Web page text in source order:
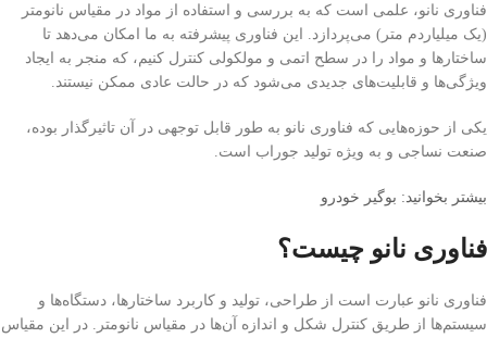
فناوری نانو، علمی است که به بررسی و استفاده از مواد در مقیاس نانومتر
(یک میلیاردم متر) می‌پردازد. این فناوری پیشرفته به ما امکان می‌دهد تا
ساختارها و مواد را در سطح اتمی و مولکولی کنترل کنیم، که منجر به ایجاد
ویژگی‌ها و قابلیت‌های جدیدی می‌شود که در حالت عادی ممکن نیستند.
یکی از حوزه‌هایی که فناوری نانو به طور قابل توجهی در آن تاثیرگذار بوده،
صنعت نساجی و به ویژه تولید جوراب است.
بیشتر بخوانید: بوگیر خودرو
فناوری نانو چیست؟
فناوری نانو عبارت است از طراحی، تولید و کاربرد ساختارها، دستگاه‌ها و
سیستم‌ها از طریق کنترل شکل و اندازه آن‌ها در مقیاس نانومتر. در این مقیاس